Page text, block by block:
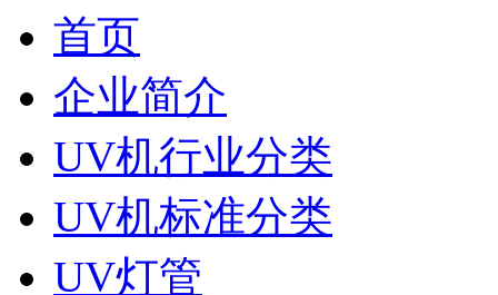
首页
企业简介
UV机行业分类
UV机标准分类
UV灯管